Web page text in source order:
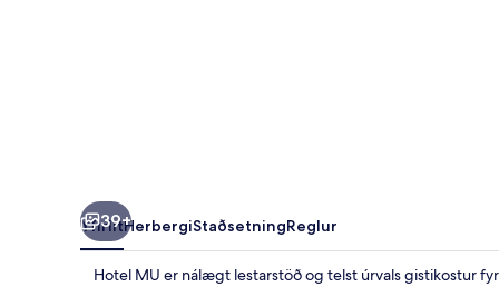
39+
YfirlitHerbergiStaðsetningReglur
Hotel MU er nálægt lestarstöð og telst úrvals gistikostur